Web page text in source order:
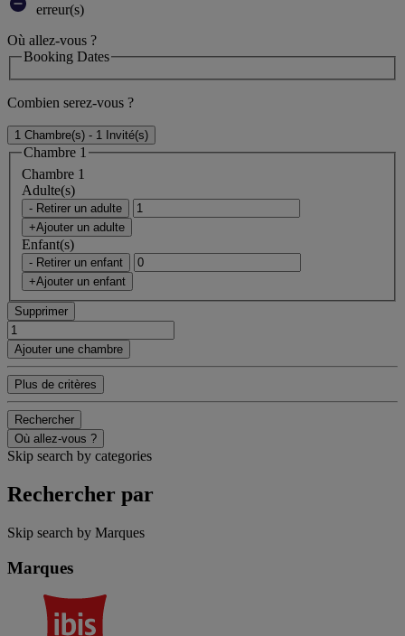
erreur(s)
Où allez-vous ?
Booking Dates
Combien serez-vous ?
1 Chambre(s) - 1 Invité(s)
Chambre 1
Chambre 1
Adulte(s)
- Retirer un adulte
+Ajouter un adulte
Enfant(s)
- Retirer un enfant
+Ajouter un enfant
Supprimer
Ajouter une chambre
Plus de critères
Rechercher
Où allez-vous ?
Skip search by categories
Rechercher par
Skip search by Marques
Marques